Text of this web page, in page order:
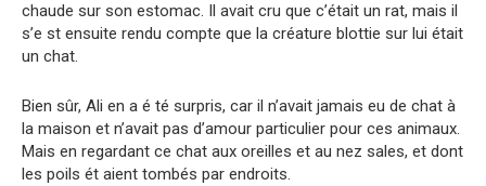
chaude sur son estomac. Il avait cru que c’était un rat, mais il
s’e st ensuite rendu compte que la créature blottie sur lui était
un chat.
Bien sûr, Ali en a é té surpris, car il n’avait jamais eu de chat à
la maison et n’avait pas d’amour particulier pour ces animaux.
Mais en regardant ce chat aux oreilles et au nez sales, et dont
les poils ét aient tombés par endroits.